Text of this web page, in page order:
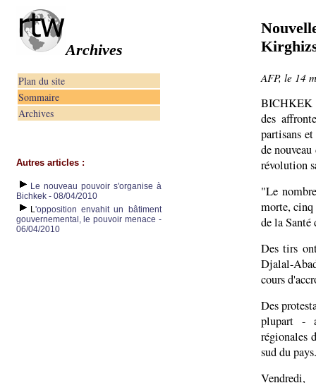
Archives
Plan du site
Sommaire
Archives
Autres articles :
Le nouveau pouvoir s'organise à
Bichkek - 08/04/2010
L'opposition envahit un bâtiment
gouvernemental, le pouvoir menace -
06/04/2010
AFP, le 14
BICHKEK
des
partisans
de
révolution
"Le
morte,
de la Santé
Des tirs
Djalal-
cours
Des
plupart -
régionales
sud du pays.